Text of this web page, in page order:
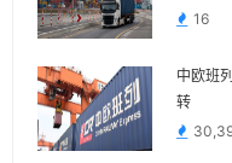
16
中欧班
转